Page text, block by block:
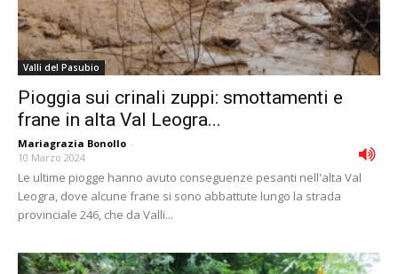
Valli del Pasubio
Pioggia sui crinali zuppi: smottamenti e
frane in alta Val Leogra...
Mariagrazia Bonollo -
10 Marzo 2024
Le ultime piogge hanno avuto conseguenze pesanti nell'alta Val
Leogra, dove alcune frane si sono abbattute lungo la strada
provinciale 246, che da Valli...